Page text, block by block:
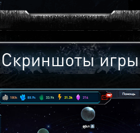
Скриншоты игры